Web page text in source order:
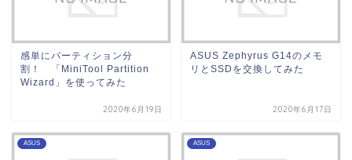
感単にパーティション分
割！ 「MiniTool Partition
Wizard」を使ってみた
2020年6月19日
ASUS Zephyrus G14のメモ
リとSSDを交換してみた
2020年6月17日
ASUS ASUS